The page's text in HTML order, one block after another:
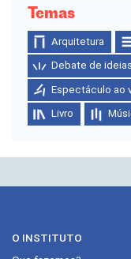
Temas
Arquitetura
Debate de ideias
Espectáculo ao
Livro
O INSTITUTO